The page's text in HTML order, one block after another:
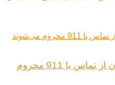
باگ خطرناک پیکسل؛ کاربران از تماس با 911 محروم